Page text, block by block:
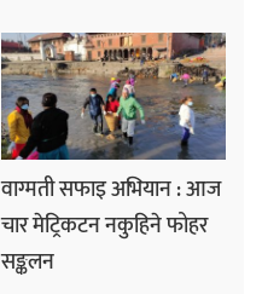
वाग्मती सफाइ अभियान : आज
चार मेट्रिकटन नकुहिने फोहर
सङ्कलन